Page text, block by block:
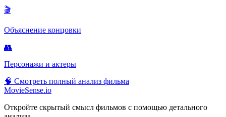
🎬
Объяснение концовки
👥
Персонажи и актеры
🧠 Смотреть полный анализ фильма
MovieSense.io
Откройте скрытый смысл фильмов с помощью детального